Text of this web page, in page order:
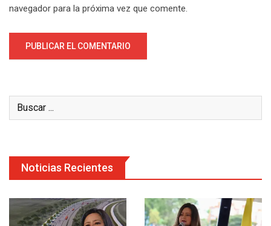
navegador para la próxima vez que comente.
Noticias Recientes